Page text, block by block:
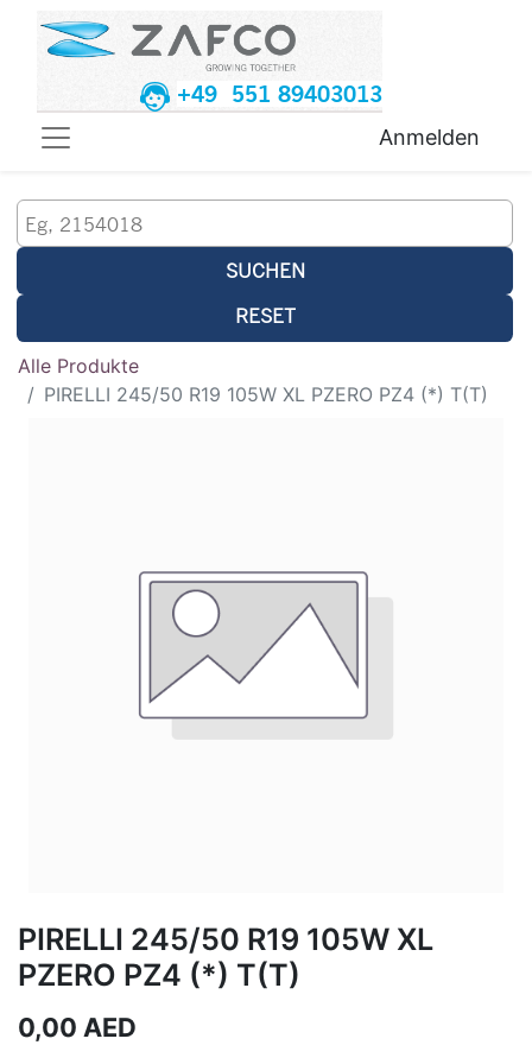
+49 551 89403013
Anmelden
SUCHEN
RESET
Alle Produkte
PIRELLI 245/50 R19 105W XL PZERO PZ4 (*) T(T)
PIRELLI 245/50 R19 105W XL
PZERO PZ4 (*) T(T)
0,00 AED